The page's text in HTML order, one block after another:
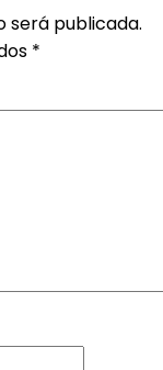
será publicada.
*